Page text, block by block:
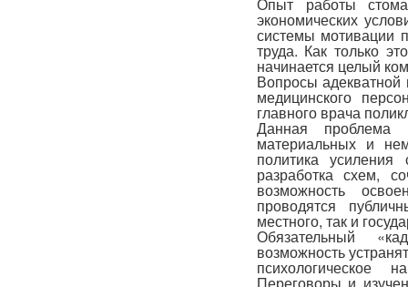
экономических
системы мотивации
труда. Как только
начинается целый
Вопросы
медицинского
главного врача
Данная проблема
материальных и
политика усиления
разработка схем,
возможность
проводятся
местного, так и
Обязательный
возможность
психологическое